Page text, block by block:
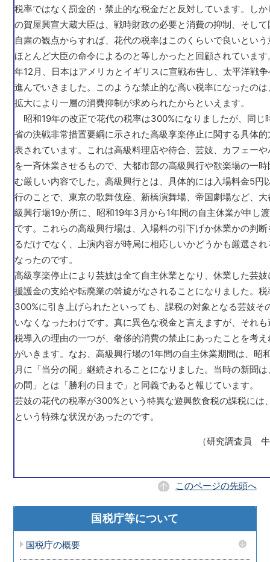
税率ではなく罰金的・禁止的な税金だと反対しています。し
の賀屋興宣大蔵大臣は、戦時財政の必要と消費の抑制、そし
自粛の観点からすれば、花代の税率はこのくらいで良いとい
ほとんど大臣の命令によるのと等しかったと回顧されていま
年12月、日本はアメリカとイギリスに宣戦布告し、太平洋戦
進んでいきました。このような禁止的な高い税率になったの
拡大により一層の消費抑制が求められたからといえます。
昭和19年の改正で花代の税率は300%になりましたが、同じ
省の決戦非常措置要綱に示された高級享楽停止に関する具体
表されています。これは高級料理店や待合、芸妓、カフェー
を一斉休業させるもので、大都市部の高級興行や歓楽場の一
む厳しい内容でした。高級興行とは、具体的には入場料金5円
行のことで、東京の歌舞伎座、新橋演舞場、帝国劇場など、
級興行場19か所に、昭和19年3月から1年間の自主休業が申し
です。これらの高級興行場は、入場料の引下げか休業かの判
るだけでなく、上演内容が時局に相応しいかどうかも厳選さ
なったのです。
高級享楽停止により芸妓は全て自主休業となり、休業した芸
援護金の支給や転廃業の斡旋がなされることになりました。税
300%に引き上げられたといっても、課税の対象となる芸妓そ
いなくなったわけです。真に異色な税金と言えますが、それ
税導入の理由の一つが、奢侈的消費の禁止にあったことを考
がいきます。なお、高級興行場の1年間の自主休業期間は、昭
月に「当分の間」継続されることになりました。当時の新聞
の間」とは「勝利の日まで」と同義であると報じています。
芸妓の花代の税率が300%という特異な遊興飲食税の課税には
という特殊な状況があったのです。
（研究調査員
このページの先頭へ
国税庁等について
国税庁の概要